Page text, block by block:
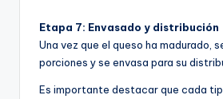
Etapa 7: Envasado y distribución
Una vez que el queso ha madurado,
porciones y se envasa para su
Es importante destacar que cada